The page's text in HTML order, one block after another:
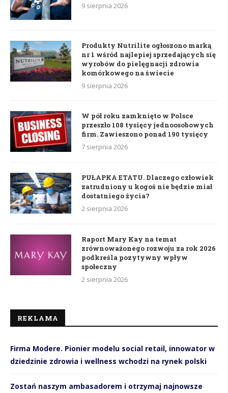
9 sierpnia 2026
Produkty Nutrilite ogłoszono marką
nr 1 wśród najlepiej sprzedających się
wyrobów do pielęgnacji zdrowia
komórkowego na świecie
9 sierpnia 2026
W pół roku zamknięto w Polsce
przeszło 108 tysięcy jednoosobowych
firm. Zawieszono ponad 190 tysięcy
7 sierpnia 2026
PUŁAPKA ETATU. Dlaczego człowiek
zatrudniony u kogoś nie będzie miał
dostatniego życia?
2 sierpnia 2026
Raport Mary Kay na temat
zrównoważonego rozwoju za rok 2026
podkreśla pozytywny wpływ
społeczny
2 sierpnia 2026
REKLAMA
Firma Modere. Pionier modelu social retail, innowator w
dziedzinie zdrowia i wellness wchodzi na rynek polski
Zostań naszym ambasadorem i otrzymaj najnowsze